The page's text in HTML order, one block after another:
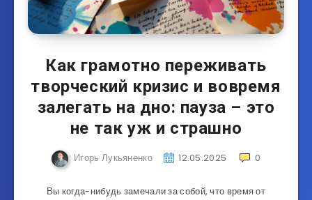
Как грамотно переживать
творческий кризис и вовремя
залегать на дно: пауза – это
не так уж и страшно
Игорь Лукьяненко 12.05.2025 0
Вы когда-нибудь замечали за собой, что время от